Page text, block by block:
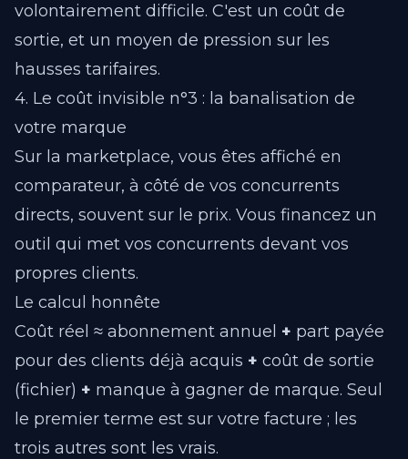
volontairement difficile. C'est un coût de
sortie, et un moyen de pression sur les
hausses tarifaires.
4. Le coût invisible n°3 : la banalisation de
votre marque
Sur la marketplace, vous êtes affiché en
comparateur, à côté de vos concurrents
directs, souvent sur le prix. Vous financez un
outil qui met vos concurrents devant vos
propres clients.
Le calcul honnête
Coût réel ≈ abonnement annuel + part payée
pour des clients déjà acquis + coût de sortie
(fichier) + manque à gagner de marque. Seul
le premier terme est sur votre facture ; les
trois autres sont les vrais.